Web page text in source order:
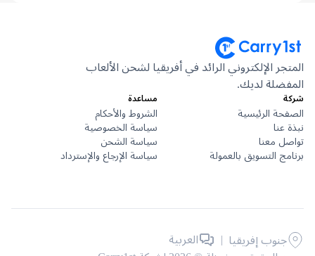
الإلكتروني الرائد في أفريقيا لشحن الألعاب
لديك.
الرئيسية
معنا
التسويق بالعمولة
مساعدة
الشروط والأحكام
سياسة الخصوصية
سياسة الشحن
سياسة الإرجاع والإسترداد
جنوب إفريقيا العربية